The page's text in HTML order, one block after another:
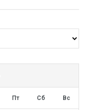
Пт Сб Вс